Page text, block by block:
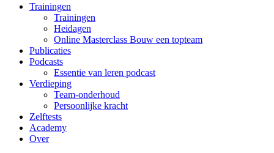
Trainingen
Trainingen
Heidagen
Online Masterclass Bouw een topteam
Publicaties
Podcasts
Essentie van leren podcast
Verdieping
Team-onderhoud
Persoonlijke kracht
Zelftests
Academy
Over